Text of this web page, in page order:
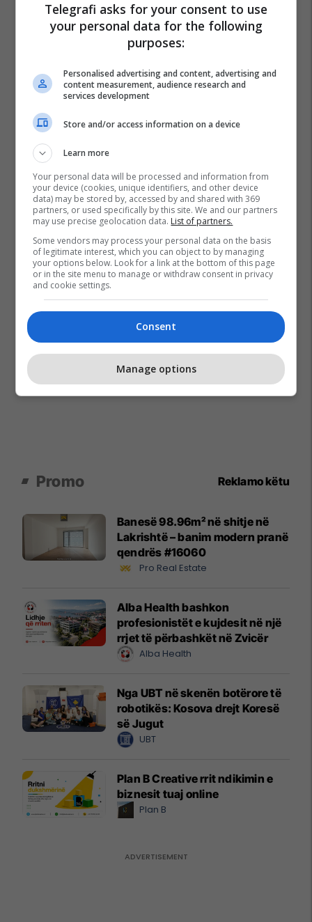
Promo Reklamo këtu
Banesë 98.96m² në shitje në
Lakrishtë – banim modern pranë
qendrës #16060
Pro Real Estate
Alba Health bashkon
profesionistët e kujdesit në një
rrjet të përbashkët në Zvicër
Alba Health
Nga UBT në skenën botërore të
robotikës: Kosova drejt Koresë
së Jugut
UBT
Plan B Creative rrit ndikimin e
biznesit tuaj online
Plan B
Telegrafi asks for your consent to use
your personal data for the following
purposes:
Personalised advertising and content, advertising and
content measurement, audience research and
services development
Store and/or access information on a device
Learn more
Your personal data will be processed and information from
your device (cookies, unique identifiers, and other device
data) may be stored by, accessed by and shared with 369
partners, or used specifically by this site. We and our partners
may use precise geolocation data. List of partners.
Some vendors may process your personal data on the basis
of legitimate interest, which you can object to by managing
your options below. Look for a link at the bottom of this page
or in the site menu to manage or withdraw consent in privacy
and cookie settings.
Consent
Manage options